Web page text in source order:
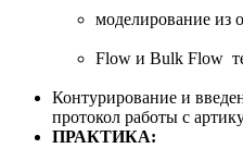
моделирование из
Flow и Bulk Flow
Контурирование и
протокол работы с
ПРАКТИКА: